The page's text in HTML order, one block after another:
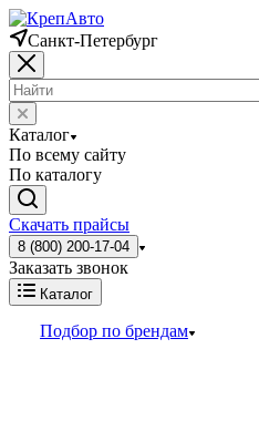
Санкт-Петербург
Каталог
По всему сайту
По каталогу
Скачать прайсы
8 (800) 200-17-04
Заказать звонок
Каталог
Подбор по брендам